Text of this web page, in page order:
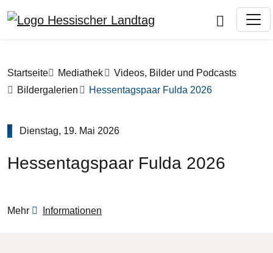
Pfadnavigation
Startseite Mediathek
Videos, Bilder und Podcasts
Bildergalerien
Hessentagspaar Fulda 2026
Dienstag, 19. Mai 2026
Hessentagspaar Fulda 2026
Mehr Informationen